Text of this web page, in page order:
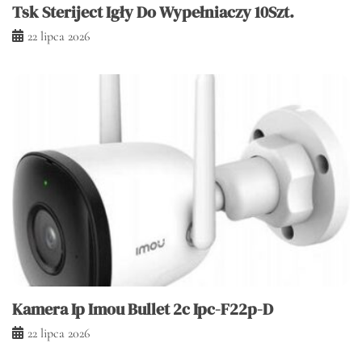
Tsk Steriject Igły Do Wypełniaczy 10Szt.
22 lipca 2026
Kamera Ip Imou Bullet 2c Ipc-F22p-D
22 lipca 2026